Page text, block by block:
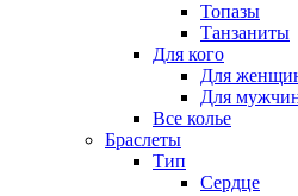
Топазы
Танзаниты
Для кого
Для
Для
Все колье
Браслеты
Тип
Сердце